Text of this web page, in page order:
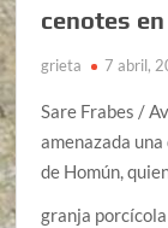
cenotes
grieta 7 abril,
Sare Frabes /
amenazada
de Homún,
granja